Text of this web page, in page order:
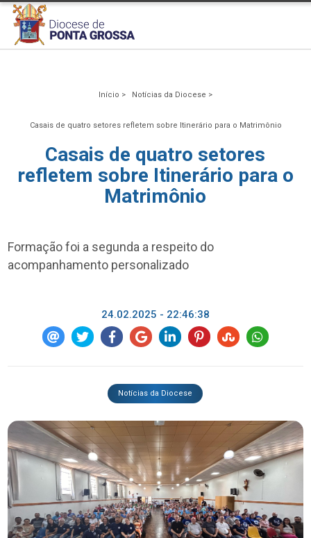
Início > Notícias da Diocese >
Casais de quatro setores refletem sobre Itinerário para o Matrimônio
Casais de quatro setores
refletem sobre Itinerário para o
Matrimônio
Formação foi a segunda a respeito do
acompanhamento personalizado
24.02.2025 - 22:46:38
Notícias da Diocese